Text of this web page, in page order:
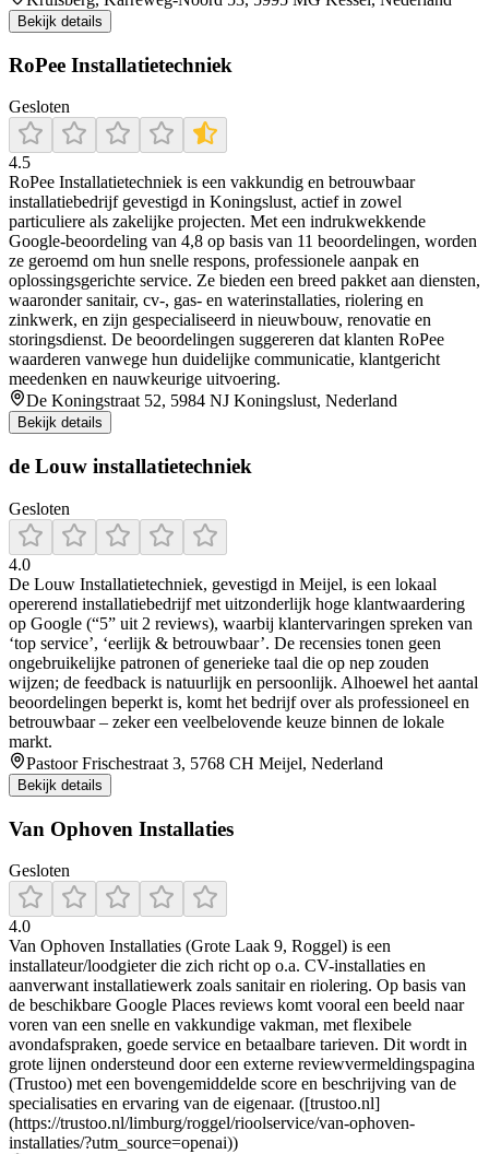
Bekijk details
RoPee Installatietechniek
Gesloten
4.5
RoPee Installatietechniek is een vakkundig en betrouwbaar
installatiebedrijf gevestigd in Koningslust, actief in zowel
particuliere als zakelijke projecten. Met een indrukwekkende
Google-beoordeling van 4,8 op basis van 11 beoordelingen, worden
ze geroemd om hun snelle respons, professionele aanpak en
oplossingsgerichte service. Ze bieden een breed pakket aan diensten,
waaronder sanitair, cv‑, gas‑ en waterinstallaties, riolering en
zinkwerk, en zijn gespecialiseerd in nieuwbouw, renovatie en
storingsdienst. De beoordelingen suggereren dat klanten RoPee
waarderen vanwege hun duidelijke communicatie, klantgericht
meedenken en nauwkeurige uitvoering.
De Koningstraat 52, 5984 NJ Koningslust, Nederland
Bekijk details
de Louw installatietechniek
Gesloten
4.0
De Louw Installatietechniek, gevestigd in Meijel, is een lokaal
opererend installatiebedrijf met uitzonderlijk hoge klantwaardering
op Google (“5” uit 2 reviews), waarbij klantervaringen spreken van
‘top service’, ‘eerlijk & betrouwbaar’. De recensies tonen geen
ongebruikelijke patronen of generieke taal die op nep zouden
wijzen; de feedback is natuurlijk en persoonlijk. Alhoewel het aantal
beoordelingen beperkt is, komt het bedrijf over als professioneel en
betrouwbaar – zeker een veelbelovende keuze binnen de lokale
markt.
Pastoor Frischestraat 3, 5768 CH Meijel, Nederland
Bekijk details
Van Ophoven Installaties
Gesloten
4.0
Van Ophoven Installaties (Grote Laak 9, Roggel) is een
installateur/loodgieter die zich richt op o.a. CV-installaties en
aanverwant installatiewerk zoals sanitair en riolering. Op basis van
de beschikbare Google Places reviews komt vooral een beeld naar
voren van een snelle en vakkundige vakman, met flexibele
avondafspraken, goede service en betaalbare tarieven. Dit wordt in
grote lijnen ondersteund door een externe reviewvermeldingspagina
(Trustoo) met een bovengemiddelde score en beschrijving van de
specialisaties en ervaring van de eigenaar. ([trustoo.nl]
(https://trustoo.nl/limburg/roggel/rioolservice/van-ophoven-
installaties/?utm_source=openai))